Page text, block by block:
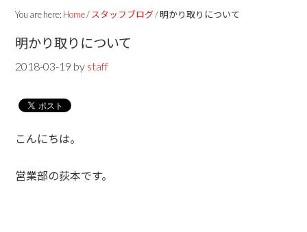
You are here: Home/ スタッフブログ /明かり取りについて
明かり取りについて
2018-03-19 by staff
こんにちは。
営業部の荻本です。